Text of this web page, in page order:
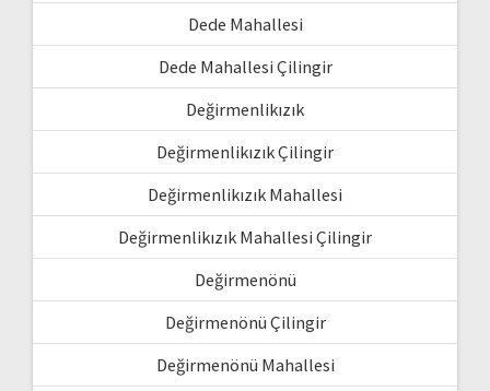
Dede Mahallesi
Dede Mahallesi Çilingir
Değirmenlikızık
Değirmenlikızık Çilingir
Değirmenlikızık Mahallesi
Değirmenlikızık Mahallesi Çilingir
Değirmenönü
Değirmenönü Çilingir
Değirmenönü Mahallesi